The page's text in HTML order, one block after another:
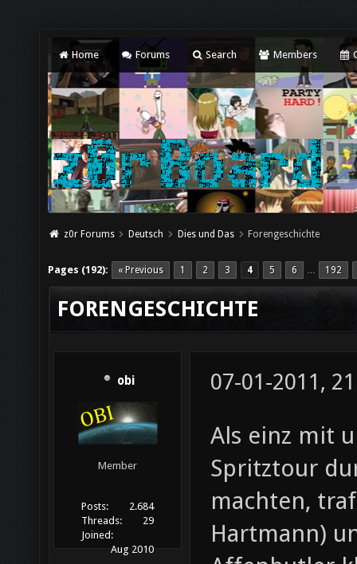
Home Forums Search Members
z0r Forums Deutsch Dies und Das Forengeschichte
Pages (192): « Previous 1 2 3 4 5 6 … 192
FORENGESCHICHTE
obi
Member
Posts:
2.684
Threads:
29
Joined:
Aug 2010
07-01-2011,
Als einz mit
Spritztour
machten,
Hartmann)